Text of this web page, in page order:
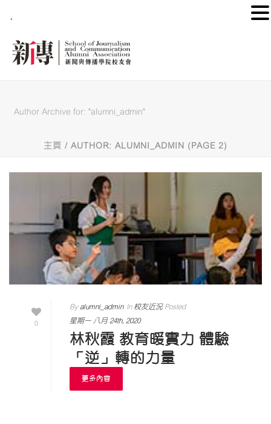
Author Archive for: "alumni_admin"
主頁 / AUTHOR: ALUMNI_ADMIN (PAGE 2)
0
Byalumni_admin In校友近況Posted
星期一 八月 24th, 2020
林秋霞 教育暖實力 體驗
「逆」轉的力量
更多內容
.